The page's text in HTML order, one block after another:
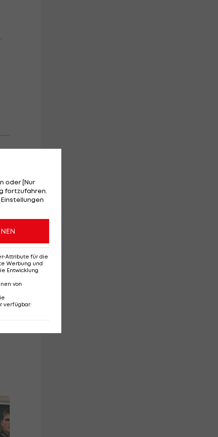
oder [Nur
fortzufahren.
Attribute für die
Werbung und
Entwicklung
von
verfügbar: